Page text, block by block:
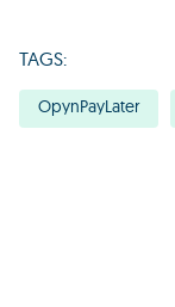
TAGS:
OpynPayLater